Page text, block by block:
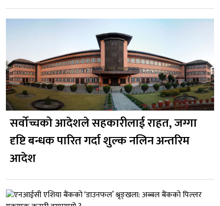
सर्वोच्चको आदेशले सहकारीलाई राहत, जग्गा
दृष्टि बन्धक पारित गर्दा शुल्क नलिन अन्तरिम
आदेश